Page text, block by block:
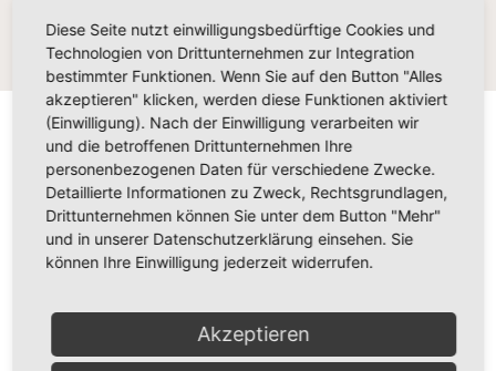
Hohe Mark Tourismus e. V.
Redderstraße 421,45711 Datteln
Fon: +49 (0)2363 377 0
info@hohe-mark-tourismus.de
Datenschutz
Diese Seite nutzt einwilligungsbedürftige Cookies und
Technologien von Drittunternehmen zur Integration
bestimmter Funktionen. Wenn Sie auf den Button "Alles
akzeptieren" klicken, werden diese Funktionen aktiviert
(Einwilligung). Nach der Einwilligung verarbeiten wir
und die betroffenen Drittunternehmen Ihre
personenbezogenen Daten für verschiedene Zwecke.
Detaillierte Informationen zu Zweck, Rechtsgrundlagen,
Drittunternehmen können Sie unter dem Button "Mehr"
und in unserer Datenschutzerklärung einsehen. Sie
können Ihre Einwilligung jederzeit widerrufen.
Akzeptieren